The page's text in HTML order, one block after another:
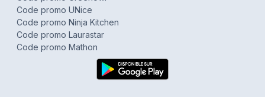
Code promo UNice
Code promo Ninja Kitchen
Code promo Laurastar
Code promo Mathon